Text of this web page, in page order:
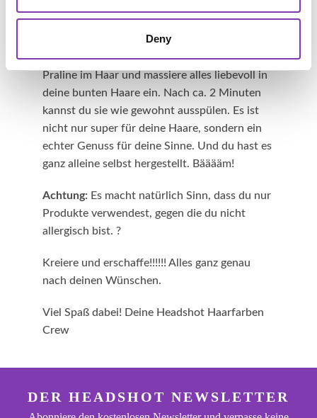
Deny
nehmen und antauen lassen. Nun wäscht du
deine Haare wie gewohnt und gönnst dir
danach deine Pralinenkur. Verteile dazu die
Praline im Haar und massiere alles liebevoll in
deine bunten Haare ein. Nach ca. 2 Minuten
kannst du sie wie gewohnt ausspülen. Es ist
nicht nur super für deine Haare, sondern ein
echter Genuss für deine Sinne. Und du hast es
ganz alleine selbst hergestellt. Bääääm!
Achtung: Es macht natürlich Sinn, dass du nur
Produkte verwendest, gegen die du nicht
allergisch bist. ?
Kreiere und erschaffe!!!!!! Alles ganz genau
nach deinen Wünschen.
Viel Spaß dabei! Deine Headshot Haarfarben
Crew
DER HEADSHOT NEWSLETTER
Deine E-Mail Adresse eingeben